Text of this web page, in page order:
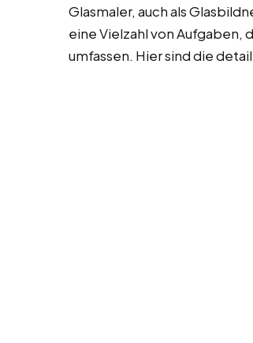
Glasmaler, auch als
eine Vielzahl von Aufgaben,
umfassen. Hier sind die